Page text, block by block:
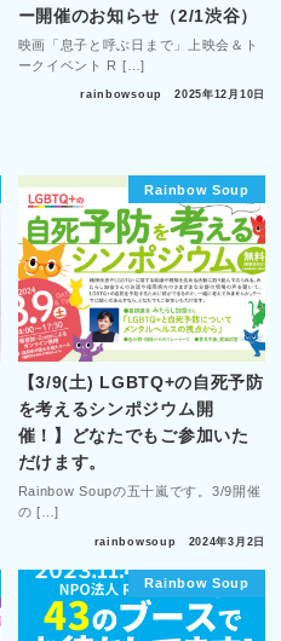
ー開催のお知らせ（2/1渋谷）
映画「息子と呼ぶ日まで」上映会＆ト
ークイベント R […]
rainbowsoup 2025年12月10日
Rainbow Soup
【3/9(土) LGBTQ+の自死予防
を考えるシンポジウム開
催！】どなたでもご参加いた
だけます。
Rainbow Soupの五十嵐です。3/9開催
の […]
rainbowsoup 2024年3月2日
Rainbow Soup